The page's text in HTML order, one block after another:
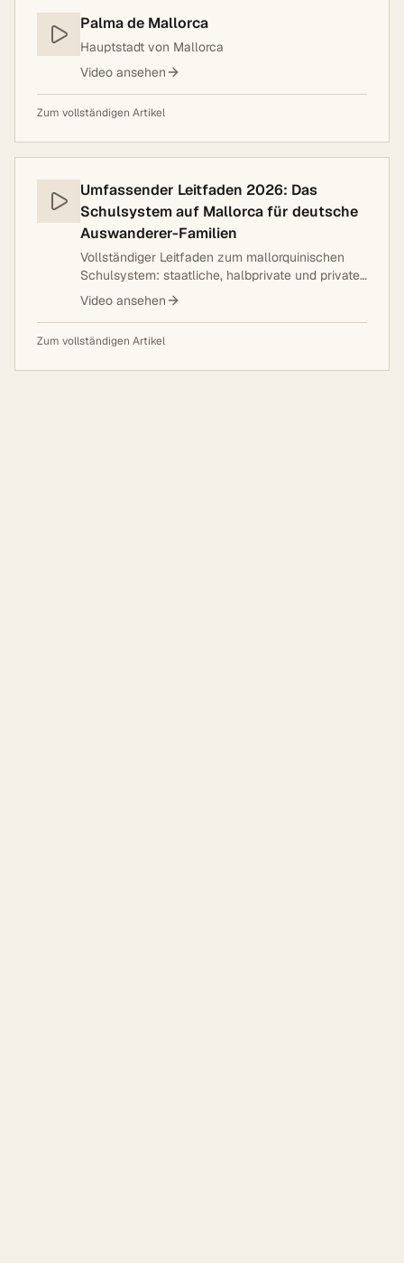
Palma de Mallorca
Hauptstadt von Mallorca
Video ansehen
Zum vollständigen Artikel
Umfassender Leitfaden 2026: Das
Schulsystem auf Mallorca für deutsche
Auswanderer-Familien
Vollständiger Leitfaden zum mallorquinischen
Schulsystem: staatliche, halbprivate und private
Schulen, Katalanisch/PALIC, Anmeldung,
Video ansehen
Zum vollständigen Artikel